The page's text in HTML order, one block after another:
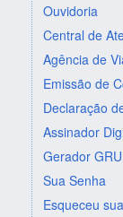
Ouvidoria
Central de
Agência de
Emissão de
Declaração
Assinador
Gerador GRU
Sua Senha
Esqueceu